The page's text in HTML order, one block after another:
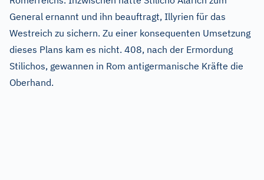
General ernannt und ihn beauftragt, Illyrien für das
Westreich zu sichern. Zu einer konsequenten Umsetzung
dieses Plans kam es nicht. 408, nach der Ermordung
Stilichos, gewannen in Rom antigermanische Kräfte die
Oberhand.